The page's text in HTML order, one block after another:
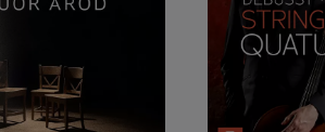
künstlerische Kooperationen, u.a. mit
Clemens Hagen. 2017 brachte das
Attahir zur Uraufführung.